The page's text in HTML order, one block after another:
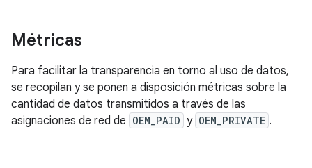
Métricas
Para facilitar la transparencia en torno al uso de datos,
se recopilan y se ponen a disposición métricas sobre la
cantidad de datos transmitidos a través de las
asignaciones de red de OEM_PAID y OEM_PRIVATE .